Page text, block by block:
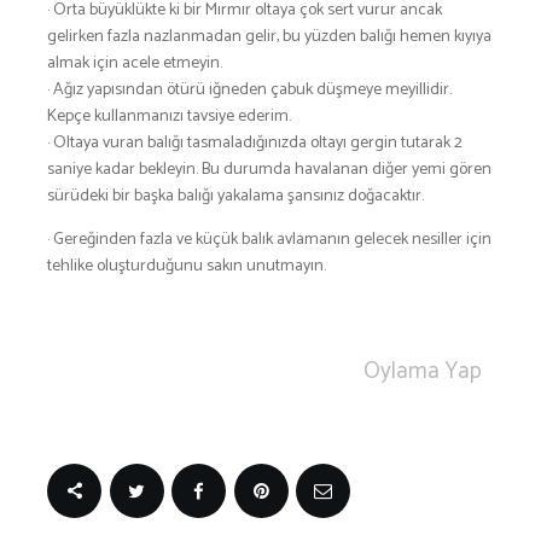
· Orta büyüklükte ki bir Mırmır oltaya çok sert vurur ancak
gelirken fazla nazlanmadan gelir, bu yüzden balığı hemen kıyıya
almak için acele etmeyin.
· Ağız yapısından ötürü iğneden çabuk düşmeye meyillidir.
Kepçe kullanmanızı tavsiye ederim.
· Oltaya vuran balığı tasmaladığınızda oltayı gergin tutarak 2
saniye kadar bekleyin. Bu durumda havalanan diğer yemi gören
sürüdeki bir başka balığı yakalama şansınız doğacaktır.
· Gereğinden fazla ve küçük balık avlamanın gelecek nesiller için
tehlike oluşturduğunu sakın unutmayın.
Oylama Yap